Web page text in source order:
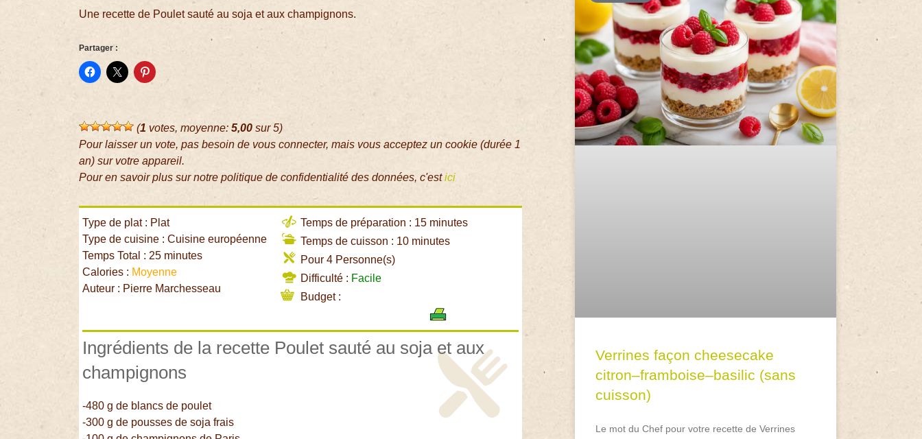
Une recette de Poulet sauté au soja et aux champignons.
Partager :
(1 votes, moyenne:5,00 sur 5)
Pour laisser un vote, pas besoin de vous connecter, mais vous acceptez un cookie (durée 1
an) sur votre appareil.
Pour en savoir plus sur notre politique de confidentialité des données, c'estici
Type de plat : Plat
Type de cuisine : Cuisine européenne
Temps Total : 25 minutes
Calories : Moyenne
Auteur : Pierre Marchesseau
Temps de préparation : 15 minutes
Temps de cuisson : 10 minutes
Pour 4 Personne(s)
Difficulté : Facile
Budget :
Ingrédients de la recette Poulet sauté au soja et aux
champignons
-480 g de blancs de poulet
-300 g de pousses de soja frais
Verrines façon cheesecake
citron–framboise–basilic (sans
cuisson)
Le mot du Chef pour votre recette de Verrines